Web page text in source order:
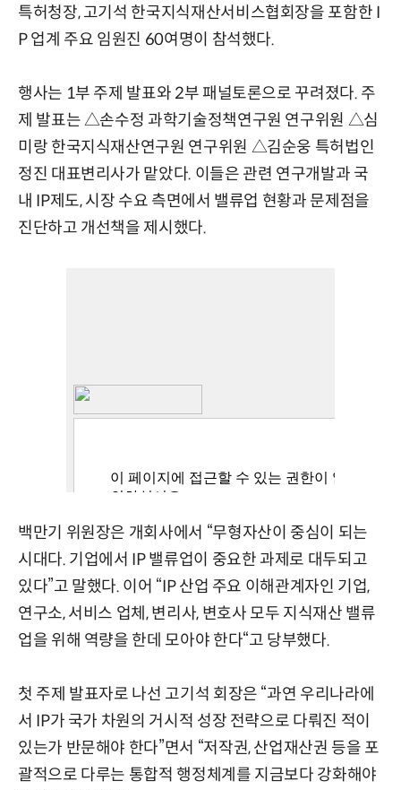
특허청장, 고기석 한국지식재산서비스협회장을 포함한 I
P 업계 주요 임원진 60여명이 참석했다.
행사는 1부 주제 발표와 2부 패널토론으로 꾸려졌다. 주
제 발표는 △손수정 과학기술정책연구원 연구위원 △심
미랑 한국지식재산연구원 연구위원 △김순웅 특허법인
정진 대표변리사가 맡았다. 이들은 관련 연구개발과 국
내 IP제도, 시장 수요 측면에서 밸류업 현황과 문제점을
진단하고 개선책을 제시했다.
백만기 위원장은 개회사에서 “무형자산이 중심이 되는
시대다. 기업에서 IP 밸류업이 중요한 과제로 대두되고
있다”고 말했다. 이어 “IP 산업 주요 이해관계자인 기업,
연구소, 서비스 업체, 변리사, 변호사 모두 지식재산 밸류
업을 위해 역량을 한데 모아야 한다“고 당부했다.
첫 주제 발표자로 나선 고기석 회장은 “과연 우리나라에
서 IP가 국가 차원의 거시적 성장 전략으로 다뤄진 적이
있는가 반문해야 한다”면서 “저작권, 산업재산권 등을 포
괄적으로 다루는 통합적 행정체계를 지금보다 강화해야